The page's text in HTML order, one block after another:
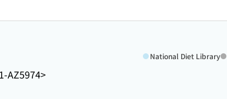
AZ5974>
National Diet Library